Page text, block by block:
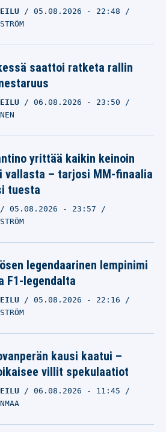
05.08.2026 - 22:48
saattoi ratketa rallin
06.08.2026 - 23:50
yrittää kaikin keinoin
vallasta – tarjosi MM-finaalia
tuesta
05.08.2026 - 23:57
legendaarinen lempinimi
F1-legendalta
05.08.2026 - 22:16
kausi kaatui –
villit spekulaatiot
06.08.2026 - 11:45